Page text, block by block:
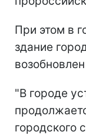
При этом в
здание
"В городе
городского